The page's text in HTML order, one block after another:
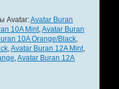
Avatar:Avatar Buran
10A Mint,Avatar Buran
10A Orange/Black,
,Avatar Buran 12A Mint,
,Avatar Buran 12A